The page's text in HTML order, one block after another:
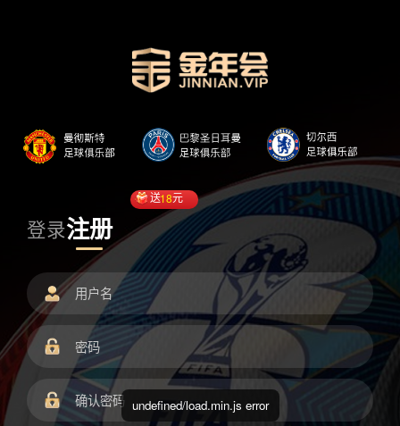
登录注册
送18元
undefined/load.min.js error